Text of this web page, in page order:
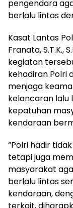
pengendara
berlalu lintas
Kasat Lantas
Franata, S.T.K.,
kegiatan
kehadiran Polri
menjaga
kelancaran lalu
kepatuhan
kendaraan
“Polri hadir
tetapi juga
masyarakat
berlalu lintas
kendaraan,